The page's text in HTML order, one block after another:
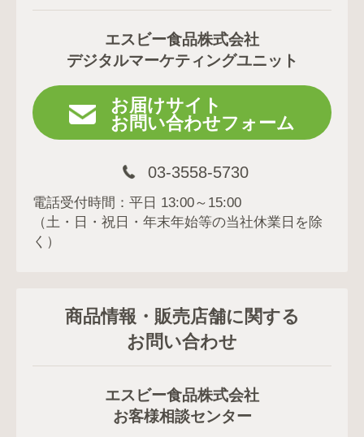
エスビー食品株式会社
デジタルマーケティングユニット
お届けサイト
お問い合わせフォーム
03-3558-5730
電話受付時間：平日 13:00～15:00
（土・日・祝日・年末年始等の当社休業日を除
く）
商品情報・販売店舗に関する
お問い合わせ
エスビー食品株式会社
お客様相談センター